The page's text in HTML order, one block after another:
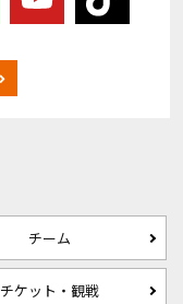
チーム
チケット・観戦